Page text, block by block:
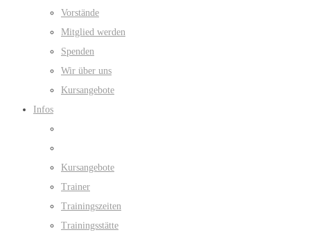
Vorstände
Mitglied werden
Spenden
Wir über uns
Kursangebote
Infos
Kursangebote
Trainer
Trainingszeiten
Trainingsstätte